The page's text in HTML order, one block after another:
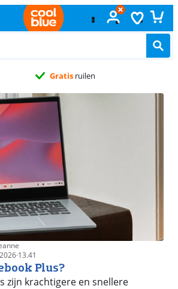
Gratisruilen
·13.41
Plus?
zijn krachtigere en snellere